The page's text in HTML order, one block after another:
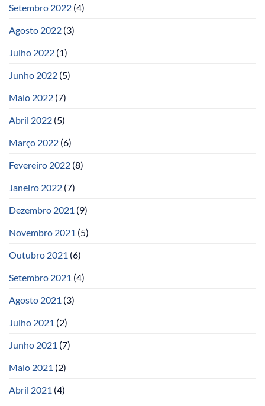
Setembro 2022 (4)
Agosto 2022 (3)
Julho 2022 (1)
Junho 2022 (5)
Maio 2022 (7)
Abril 2022 (5)
Março 2022 (6)
Fevereiro 2022 (8)
Janeiro 2022 (7)
Dezembro 2021 (9)
Novembro 2021 (5)
Outubro 2021 (6)
Setembro 2021 (4)
Agosto 2021 (3)
Julho 2021 (2)
Junho 2021 (7)
Maio 2021 (2)
Abril 2021 (4)